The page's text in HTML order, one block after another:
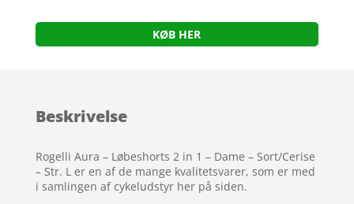
KØB HER
Beskrivelse
Rogelli Aura – Løbeshorts 2 in 1 – Dame – Sort/Cerise
– Str. L er en af de mange kvalitetsvarer, som er med
i samlingen af cykeludstyr her på siden.